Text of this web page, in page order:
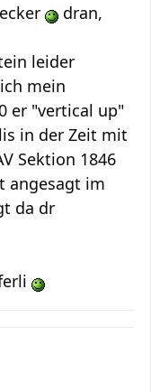
dran,
leider
mein
er "vertical up"
in der Zeit mit
Sektion 1846
angesagt im
da dr